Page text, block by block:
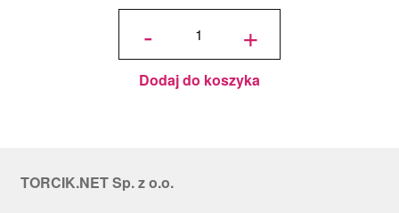
-
ilość
okrągły
Choinki
Ø 30
cm, h 1
cm - PC
+
Dodaj do koszyka
TORCIK.NET Sp. z o.o.